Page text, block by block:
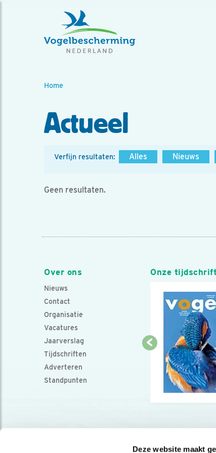
Deze website maakt
Home
Actueel
Verfijn resultaten: Alles Nieuws
Geen resultaten.
Over ons
Nieuws
Contact
Organisatie
Vacatures
Jaarverslag
Tijdschriften
Adverteren
Standpunten
Onze